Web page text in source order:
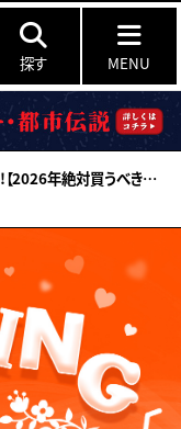
探す MENU
有吉ぃぃeeeee!【2026年絶対買うべきゲームランキング】ファミ通編集部がガチ厳選！